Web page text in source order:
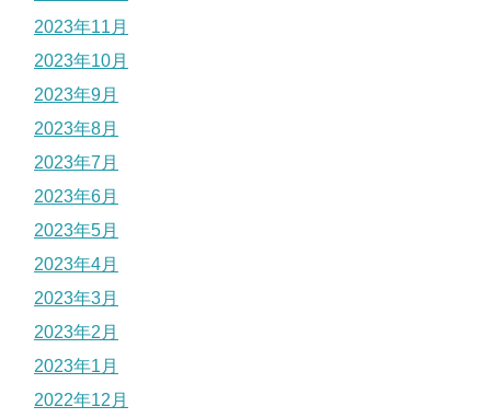
2023年11月
2023年10月
2023年9月
2023年8月
2023年7月
2023年6月
2023年5月
2023年4月
2023年3月
2023年2月
2023年1月
2022年12月